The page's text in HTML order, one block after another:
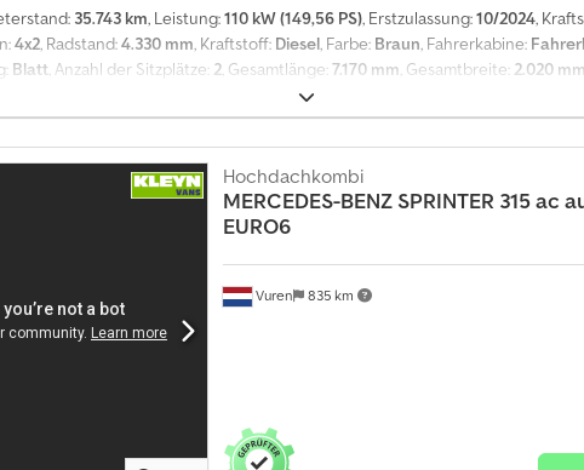
35.743 km, Leistung:110 kW (149,56 PS), Erstzulassung:10/2024,
4x2, Radstand:4.330 mm, Kraftstoff: Diesel, Farbe: Braun, Fahrerkabine:
Blatt, Anzahl der Sitzplätze: 2, Gesamtlänge:7.170 mm, Gesamtbreite: 2.020 mm
1.920 mm
Zentralverriegelung, elektrisch verstellbarer Spiegel,
- Keiner - Manuell - Radio/Kassette - Rückfahrkamera -
4x2, Nutzlast: 1315 kg, Eigengewicht: 2185 kg, Bruttogewicht: 3500
2000 kg, Art der Kabine: Einzelkabine, Tempomat, Klimaanlage, Anzahl
Spiegel, Trennwand, Radio/Kassette, Farbe: Braun, Rückfahrkamera,
Automatic, Servolenkung, ABS, ASR, Starterbatterie, Aufbautyp:
Dachgepäckträger: Keiner, Seitentüren: 1, Verschluss hinten: Doppeltür,
Sitzverstellung: Manuell, ac automaat EURO6 nieuwe type carplay MBUX10
Informationen = Allgemeine Informationen Djdozti Izopfx Aatock
65R16 Bremsen: Scheibenbremsen Federung: Blattfederung Achse 1: Reifen
4 mm; Reifen Profil rechts: 4 mm Gewichte Leergewicht: 2.185 kg Zuladung:
(Technische Hauptuntersuchung): geprüft bis 10.2027 Zustand
3 Finanzielle Informationen Leasingpreis: 482 € im Monat (bestelbus, 72
Vuren 835 km
Hochdachkombi
MERCEDES-BENZ SPRINTER 315 ac
EURO6